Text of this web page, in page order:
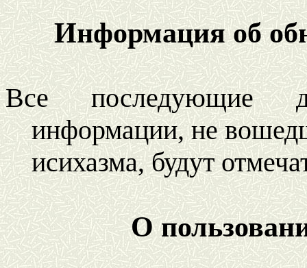
Информация об
Все последующие
информации, не
исихазма, будут
О